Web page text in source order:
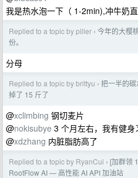
我是热水泡一下（ 1-2min),冲牛奶
Replied to a topic by piller › 今年的大樱
份。
分母
Replied to a topic by brittyu › 把一半的
掉了 15 斤了
@xclimbing 钢切麦片
@nokisubye 3 个月左右，我有健身
@xdzhang 内脏脂肪高了
Replied to a topic by RyanCui › [加群领
RootFlow AI — 高性能 AI API 加油站